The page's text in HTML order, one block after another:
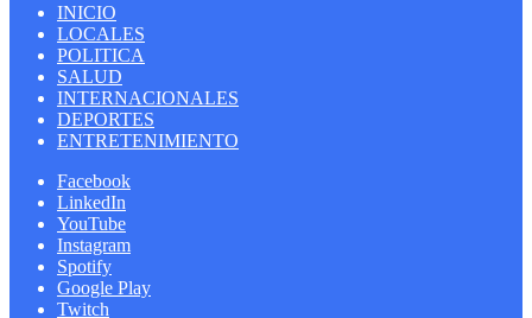
INICIO
LOCALES
POLITICA
SALUD
INTERNACIONALES
DEPORTES
ENTRETENIMIENTO
Facebook
LinkedIn
YouTube
Instagram
Spotify
Google Play
Twitch